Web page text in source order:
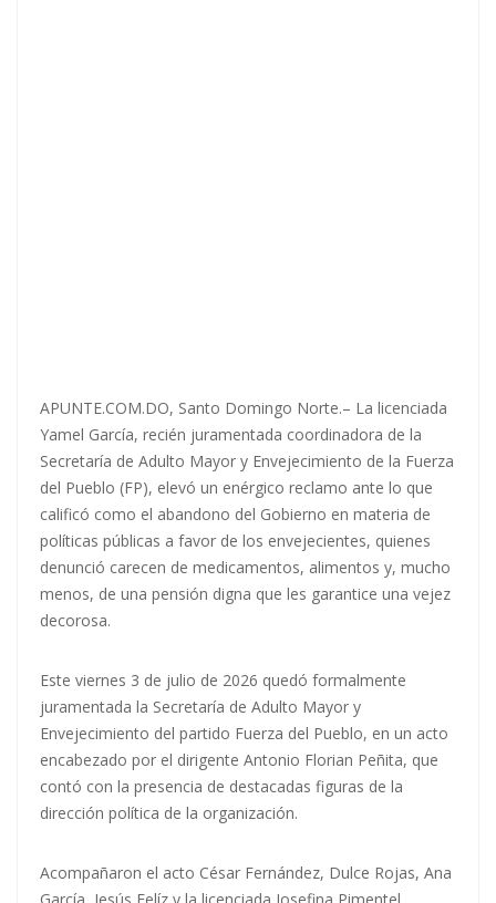
APUNTE.COM.DO, Santo Domingo Norte.– La licenciada
Yamel García, recién juramentada coordinadora de la
Secretaría de Adulto Mayor y Envejecimiento de la Fuerza
del Pueblo (FP), elevó un enérgico reclamo ante lo que
calificó como el abandono del Gobierno en materia de
políticas públicas a favor de los envejecientes, quienes
denunció carecen de medicamentos, alimentos y, mucho
menos, de una pensión digna que les garantice una vejez
decorosa.
Este viernes 3 de julio de 2026 quedó formalmente
juramentada la Secretaría de Adulto Mayor y
Envejecimiento del partido Fuerza del Pueblo, en un acto
encabezado por el dirigente Antonio Florian Peñita, que
contó con la presencia de destacadas figuras de la
dirección política de la organización.
Acompañaron el acto César Fernández, Dulce Rojas, Ana